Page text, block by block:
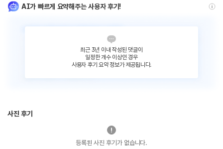
AI가 빠르게 요약해주는 사용자 후기!
최근 3년 이내 작성된 댓글이
일정한 개수 이상인 경우
사용자 후기 요약 정보가 제공됩니다.
사진 후기
등록된 사진 후기가 없습니다.